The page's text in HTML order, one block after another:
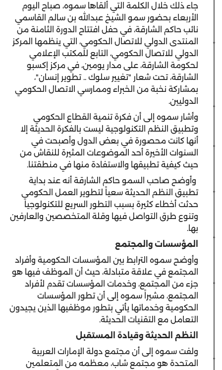
جاء ذلك خلال الكلمة التي ألقاها سموه، صباح اليوم
الأربعاء بحضور سمو الشيخ عبدالله بن سالم القاسمي
نائب حاكم الشارقة، في حفل افتتاح الدورة الثامنة من
المنتدى الدولي للاتصال الحكومي، التي ينظمها المركز
الدولي للاتصال الحكومي، التابع للمكتب الإعلامي
لحكومة الشارقة، على مدار يومين، في مركز إكسبو
الشارقة، تحت شعار "تغيير سلوك .. تطوير إنسان"،
بمشاركة نخبة من الخبراء وممارسي الاتصال الحكومي
الدوليين.
وأشار سموه إلى أن فكرة تنمية القطاع الحكومي
وتطبيق النظم التكنولوجية ليست بالفكرة الحديثة إلا
أنها كانت محصورة في بعض الدول وأصبحت في
السنوات الأخيرة أحد الموضوعات المثيرة للنقاش من
حيث كيفية تطبيقها والاستفادة منها في منطقتنا.
وأوضح صاحب السمو حاكم الشارقة أنه عند بداية
تطبيق النظم الحديثة سعياً لتطوير العمل الحكومي
حدثت أخطاء كثيرة بسبب التطور السريع للتكنولوجيا
وتنوع طرق التواصل فيها وقلة المتخصصين والعارفين
بها.
المؤسسات والمجتمع
وأوضح سموه الترابط بين المؤسسات الحكومية وأفراد
المجتمع في علاقة متبادلة، حيث أن الموظف فيها هو
جزء من المجتمع، وخدمات المؤسسات تقدم لأفراد
المجتمع، مشيراً سموه إلى أن تطور المؤسسات
الحكومية وخدماتها يأتي بتطور موظفيها الذين يجيدون
التعامل مع التقنيات الحديثة.
النظم الحديثة وقيادة المستقبل
ولفت سموه إلى أن مجتمع دولة الإمارات العربية
المتحدة هو مجتمع شاب، معظمه من المتعلمين